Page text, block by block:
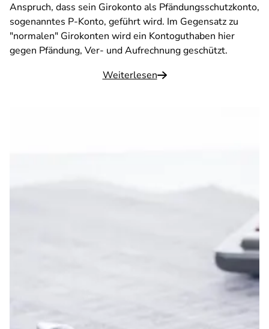
Anspruch, dass sein Girokonto als Pfändungsschutzkonto,
sogenanntes P-Konto, geführt wird. Im Gegensatz zu
"normalen" Girokonten wird ein Kontoguthaben hier
gegen Pfändung, Ver- und Aufrechnung geschützt.
Weiterlesen